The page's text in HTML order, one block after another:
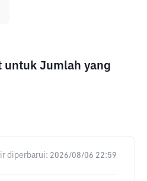
untuk Jumlah yang
diperbarui: 2026/08/06 22:59